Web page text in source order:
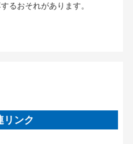
るおそれがあります。
リンク